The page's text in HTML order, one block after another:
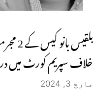
خلاف سپریم کورٹ میں
مارچ 3, 2024